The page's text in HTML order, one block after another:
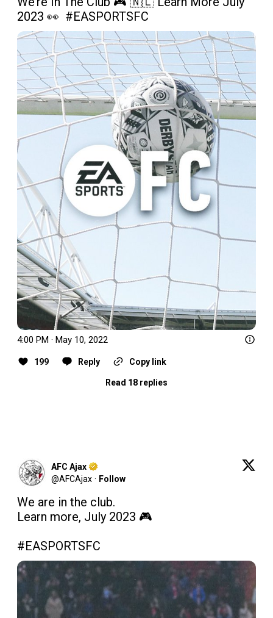
2023 👀 #EASPORTSFC
4:00 PM · May 10, 2022
199 Reply Copy link
Read 18 replies
AFC Ajax
@AFCAjax · Follow
We are in the club.
Learn more, July 2023 🎮
#EASPORTSFC